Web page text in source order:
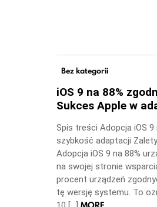
Bez kategorii
iOS 9 na 88%
Sukces Apple w
Spis treści Adopcja iOS
szybkość adaptacji
Adopcja iOS 9 na 88%
na swojej stronie
procent urządzeń
tę wersję systemu. To